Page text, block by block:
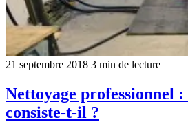
21 septembre 2018 3 min de lecture
Nettoyage professionnel :
consiste-t-il ?